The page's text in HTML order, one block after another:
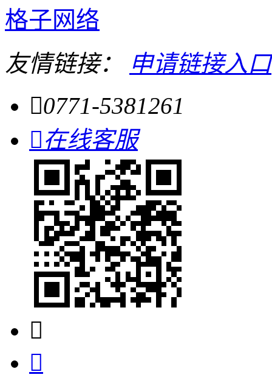
格子网络
友情链接：
申请链接入口
0771-5381261
在线客服

